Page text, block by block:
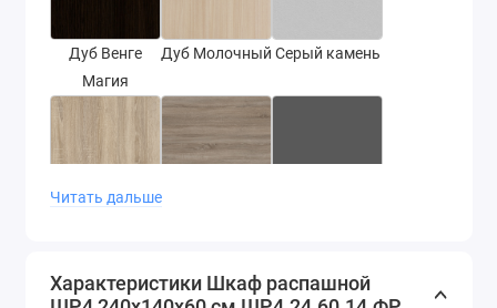
Дуб Венге
Магия
Дуб Молочный Серый камень
Читать дальше
Характеристики Шкаф распашной